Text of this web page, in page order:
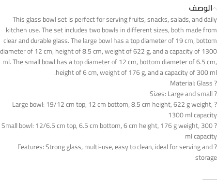
الوصف
This glass bowl set is perfect for serving fruits, snacks, salads, and daily
kitchen use. The set includes two bowls in different sizes, both made from
clear and durable glass. The large bowl has a top diameter of 19 cm, bottom
diameter of 12 cm, height of 8.5 cm, weight of 622 g, and a capacity of 1300
ml. The small bowl has a top diameter of 12 cm, bottom diameter of 6.5 cm,
height of 6 cm, weight of 176 g, and a capacity of 300 ml.
? Material: Glass
? Sizes: Large and small
? Large bowl: 19/12 cm top, 12 cm bottom, 8.5 cm height, 622 g weight,
1300 ml capacity
? Small bowl: 12/6.5 cm top, 6.5 cm bottom, 6 cm height, 176 g weight, 300
ml capacity
? Features: Strong glass, multi-use, easy to clean, ideal for serving and
storage